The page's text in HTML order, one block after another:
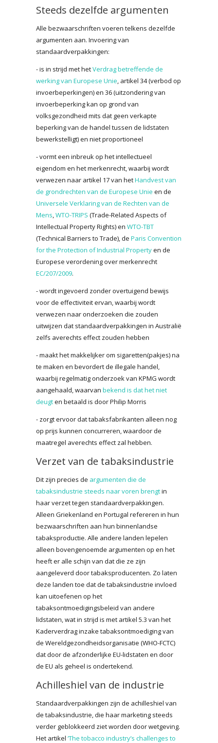
Steeds dezelfde argumenten
Alle bezwaarschriften voeren telkens dezelfde
argumenten aan. Invoering van
standaardverpakkingen:
- is in strijd met hetVerdrag betreffende de
werking van Europese Unie, artikel 34 (verbod op
invoerbeperkingen) en 36 (uitzondering van
invoerbeperking kan op grond van
volksgezondheid mits dat geen verkapte
beperking van de handel tussen de lidstaten
bewerkstelligt) en niet proportioneel
- vormt een inbreuk op het intellectueel
eigendom en het merkenrecht, waarbij wordt
verwezen naar artikel 17 van hetHandvest van
de grondrechten van de Europese Unie en de
Universele Verklaring van de Rechten van de
Mens,WTO-TRIPS (Trade-Related Aspects of
Intellectual Property Rights) en WTO-TBT
(Technical Barriers to Trade), de Paris Convention
for the Protection of Industrial Propertyen de
Europese verordening over merkenrecht
EC/207/2009.
- wordt ingevoerd zonder overtuigend bewijs
voor de effectiviteit ervan, waarbij wordt
verwezen naar onderzoeken die zouden
uitwijzen dat standaardverpakkingen in Australië
zelfs averechts effect zouden hebben
- maakt het makkelijker om sigaretten(pakjes) na
te maken en bevordert de illegale handel,
waarbij regelmatig onderzoek van KPMG wordt
aangehaald, waarvan bekend is dat het niet
deugten betaald is door Philip Morris
- zorgt ervoor dat tabaksfabrikanten alleen nog
op prijs kunnen concurreren, waardoor de
maatregel averechts effect zal hebben.
Verzet van de tabaksindustrie
Dit zijn precies de argumenten die de
tabaksindustrie steeds naar voren brengtin
haar verzet tegen standaardverpakkingen.
Alleen Griekenland en Portugal refereren in hun
bezwaarschriften aan hun binnenlandse
tabaksproductie. Alle andere landen lepelen
alleen bovengenoemde argumenten op en het
heeft er alle schijn van dat die ze zijn
aangeleverd door tabaksproducenten. Zo laten
deze landen toe dat de tabaksindustrie invloed
kan uitoefenen op het
tabaksontmoedigingsbeleid van andere
lidstaten, wat in strijd is met artikel 5.3 van het
Kaderverdrag inzake tabaksontmoediging van
de Wereldgezondheidsorganisatie (WHO-FCTC)
dat door de afzonderlijke EU-lidstaten en door
de EU als geheel is ondertekend.
Achilleshiel van de industrie
Standaardverpakkingen zijn de achilleshiel van
de tabaksindustrie, die haar marketing steeds
verder geblokkeerd ziet worden door wetgeving.
Het artikel ‘The tobacco industry’s challenges to